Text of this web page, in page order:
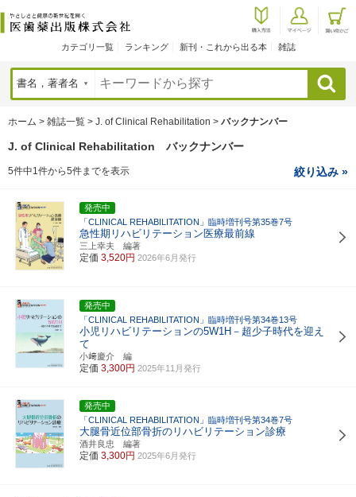
カテゴリ一覧 ランキング 新刊・これから出る本 雑誌
検索
ホーム > 雑誌一覧 > J. of Clinical Rehabilitation > バックナンバー
J. of Clinical Rehabilitation バックナンバー
5件中1件から5件までを表示 絞り込み »
発売中
「CLINICAL REHABILITATION」臨時増刊号第35巻7号
急性期リハビリテーション医療最前線
三上幸夫 編著
定価 3,520円 2026年6月発行
発売中
「CLINICAL REHABILITATION」臨時増刊号第34巻13号
小児リハビリテーションの5W1H－超少子時代を迎え
て
小﨑慶介 編
定価 3,300円 2025年11月発行
発売中
「CLINICAL REHABILITATION」臨時増刊号第34巻7号
大腿骨近位部骨折のリハビリテーション診療
酒井良忠 編著
定価 3,300円 2025年6月発行